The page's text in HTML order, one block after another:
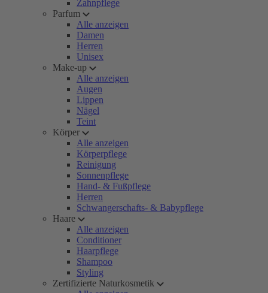
Zahnpflege
Parfum
Alle anzeigen
Damen
Herren
Unisex
Make-up
Alle anzeigen
Augen
Lippen
Nägel
Teint
Körper
Alle anzeigen
Körperpflege
Reinigung
Sonnenpflege
Hand- & Fußpflege
Herren
Schwangerschafts- & Babypflege
Haare
Alle anzeigen
Conditioner
Haarpflege
Shampoo
Styling
Zertifizierte Naturkosmetik